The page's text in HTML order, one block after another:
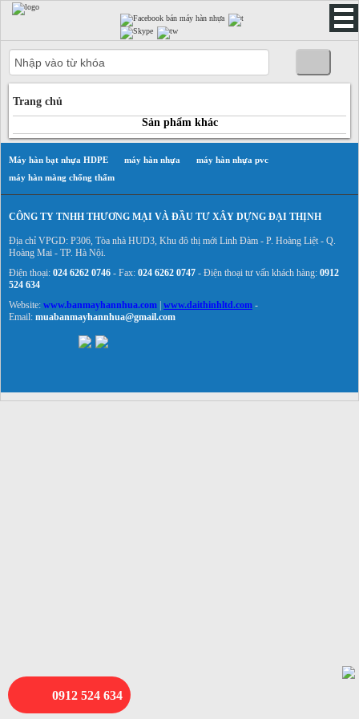
Trang chủ
Sản phẩm khác
Máy hàn bạt nhựa HDPE máy hàn nhựa
máy hàn nhựa pvc
máy hàn màng chống thấm
CÔNG TY TNHH THƯƠNG MẠI VÀ ĐẦU TƯ XÂY DỰNG ĐẠI THỊNH
Địa chỉ VPGD: P306, Tòa nhà HUD3, Khu đô thị mới Linh Đàm - P. Hoàng Liệt - Q.
Hoàng Mai - TP. Hà Nội.
Điện thoại: 024 6262 0746 - Fax: 024 6262 0747 - Điện thoại tư vấn khách hàng: 0912
524 634
Website: www.banmayhannhua.com www.daithinhltd.com -
Email: muabanmayhannhua@gmail.com
0912 524 634